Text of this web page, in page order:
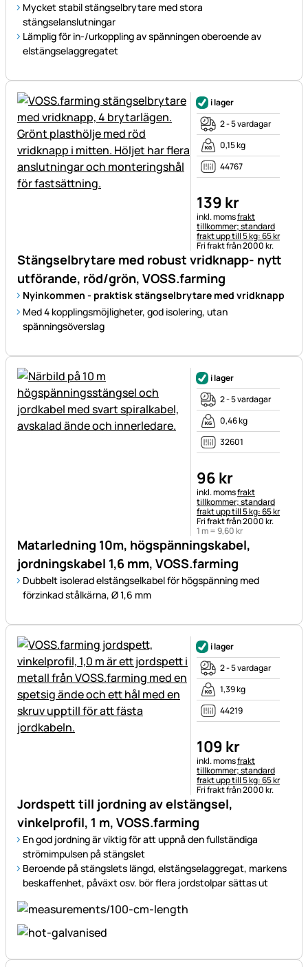
Mycket stabil stängselbrytare med stora
stängselanslutningar
Lämplig för in-/urkoppling av spänningen oberoende av
elstängselaggregatet
Stängselbrytare med robust vridknapp- nytt
utförande, röd/grön, VOSS.farming
Nyinkommen - praktisk stängselbrytare med vridknapp
Med 4 kopplingsmöjligheter, god isolering, utan
spänningsöverslag
i lager
2 - 5 vardagar
0,15 kg
44767
139 kr
Skatteinformation:
inkl. momsfrakt
tillkommer; standard
frakt upp till 5 kg: 65 kr
Fri frakt från 2000 kr.
Matarledning 10m, högspänningskabel,
jordningskabel 1,6 mm, VOSS.farming
Dubbelt isolerad elstängselkabel för högspänning med
förzinkad stålkärna, Ø 1,6 mm
i lager
2 - 5 vardagar
0,46 kg
32601
96 kr
Skatteinformation:
inkl. momsfrakt
tillkommer; standard
frakt upp till 5 kg: 65 kr
Fri frakt från 2000 kr.
1 m =9,60kr
Jordspett till jordning av elstängsel,
vinkelprofil, 1 m, VOSS.farming
En god jordning är viktig för att uppnå den fullständiga
strömimpulsen på stängslet
Beroende på stängslets längd, elstängselaggregat, markens
beskaffenhet, påväxt osv. bör flera jordstolpar sättas ut
i lager
2 - 5 vardagar
1,39 kg
44219
109 kr
Skatteinformation:
inkl. momsfrakt
tillkommer; standard
frakt upp till 5 kg: 65 kr
Fri frakt från 2000 kr.